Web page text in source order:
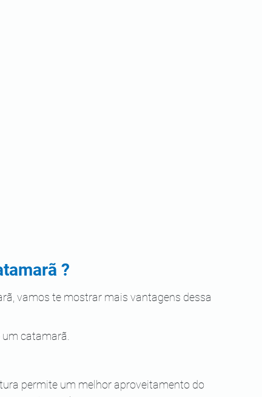
?
vamos te mostrar mais vantagens dessa
um catamarã.
permite um melhor aproveitamento do